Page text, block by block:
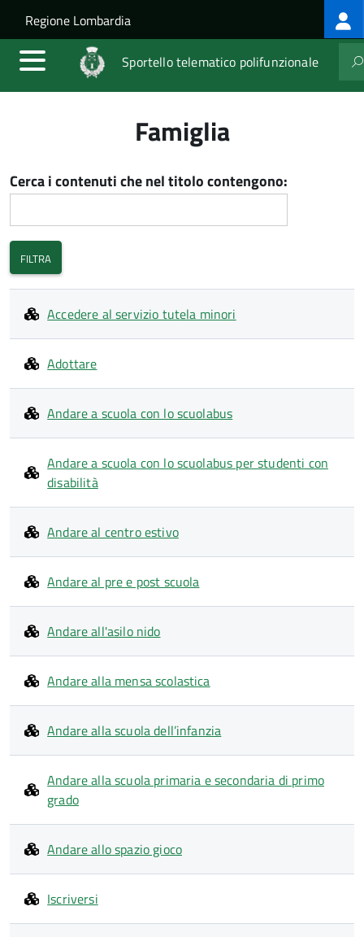
Salta al contenuto principale
Skip to site navigation
Regione Lombardia
Sportello telematico polifunzionale
Famiglia
Cerca i contenuti che nel titolo contengono:
Accedere al servizio tutela minori
Adottare
Andare a scuola con lo scuolabus
Andare a scuola con lo scuolabus per studenti con
disabilità
Andare al centro estivo
Andare al pre e post scuola
Andare all'asilo nido
Andare alla mensa scolastica
Andare alla scuola dell’infanzia
Andare alla scuola primaria e secondaria di primo
grado
Andare allo spazio gioco
Iscriversi